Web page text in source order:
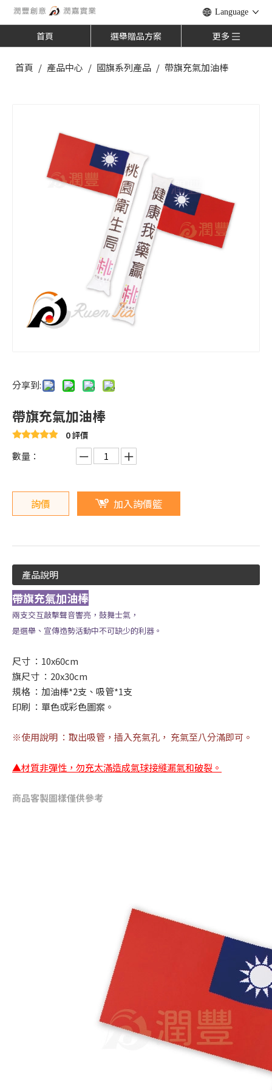
Language
首頁 選舉贈品方案 更多
首頁 / 產品中心 / 國旗系列產品 / 帶旗充氣加油棒
分享到:
帶旗充氣加油棒
0 評價
數量：
詢價 加入詢價籃
產品說明
帶旗充氣加油棒
兩支交互敲擊聲音響亮，鼓舞士氣，
是選舉、宣傳造勢活動中不可缺少的利器。
尺寸 ：10x60cm
旗尺寸 ：20x30cm
規格 ：加油棒*2支、吸管*1支
印刷 ：單色或彩色圖案。
※使用說明 ：取出吸管，插入充氣孔， 充氣至八分滿即可。
▲材質非彈性，勿充太滿造成氣球接縫漏氣和破裂。
商品客製圖樣僅供參考